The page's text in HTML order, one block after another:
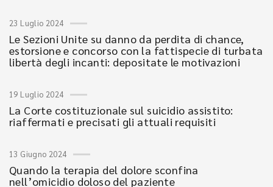
23 Luglio 2024
Le Sezioni Unite su danno da perdita di chance,
estorsione e concorso con la fattispecie di turbata
libertà degli incanti: depositate le motivazioni
19 Luglio 2024
La Corte costituzionale sul suicidio assistito:
riaffermati e precisati gli attuali requisiti
13 Giugno 2024
Quando la terapia del dolore sconfina
nell’omicidio doloso del paziente